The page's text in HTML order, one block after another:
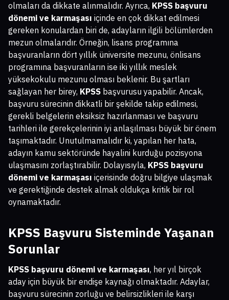
olmaları da dikkate alınmalıdır. Ayrıca, KPSS başvuru
dönemi ve karmaşası içinde en çok dikkat edilmesi
gereken konulardan biri de, adayların ilgili bölümlerden
mezun olmalarıdır. Örneğin, lisans programına
başvuranların dört yıllık üniversite mezunu, önlisans
programına başvuranların ise iki yıllık meslek
yüksekokulu mezunu olması beklenir. Bu şartları
sağlayan her birey, KPSS başvurusu yapabilir. Ancak,
başvuru sürecinin dikkatli bir şekilde takip edilmesi,
gerekli belgelerin eksiksiz hazırlanması ve başvuru
tarihleri ile gerekçelerinin iyi anlaşılması büyük bir önem
taşımaktadır. Unutulmamalıdır ki, yapılan her hata,
adayın kamu sektöründe hayalini kurduğu pozisyona
ulaşmasını zorlaştırabilir. Dolayısıyla, KPSS başvuru
dönemi ve karmaşası içerisinde doğru bilgiye ulaşmak
ve gerektiğinde destek almak oldukça kritik bir rol
oynamaktadır.
KPSS Başvuru Sisteminde Yaşanan
Sorunlar
KPSS başvuru dönemi ve karmaşası, her yıl birçok
aday için büyük bir endişe kaynağı olmaktadır. Adaylar,
başvuru sürecinin zorluğu ve belirsizlikleri ile karşı